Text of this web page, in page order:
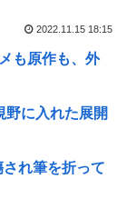
2022.11.15 18:15
も原作も、外
野に入れた展開
れ筆を折って